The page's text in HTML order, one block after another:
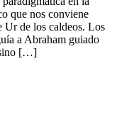
que nos conviene
Ur de los caldeos. Los
a Abraham guiado
sino […]